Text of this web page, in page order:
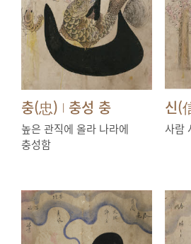
충(忠) | 충성 충
높은 관직에 올라 나라에
충성함
신(
사람